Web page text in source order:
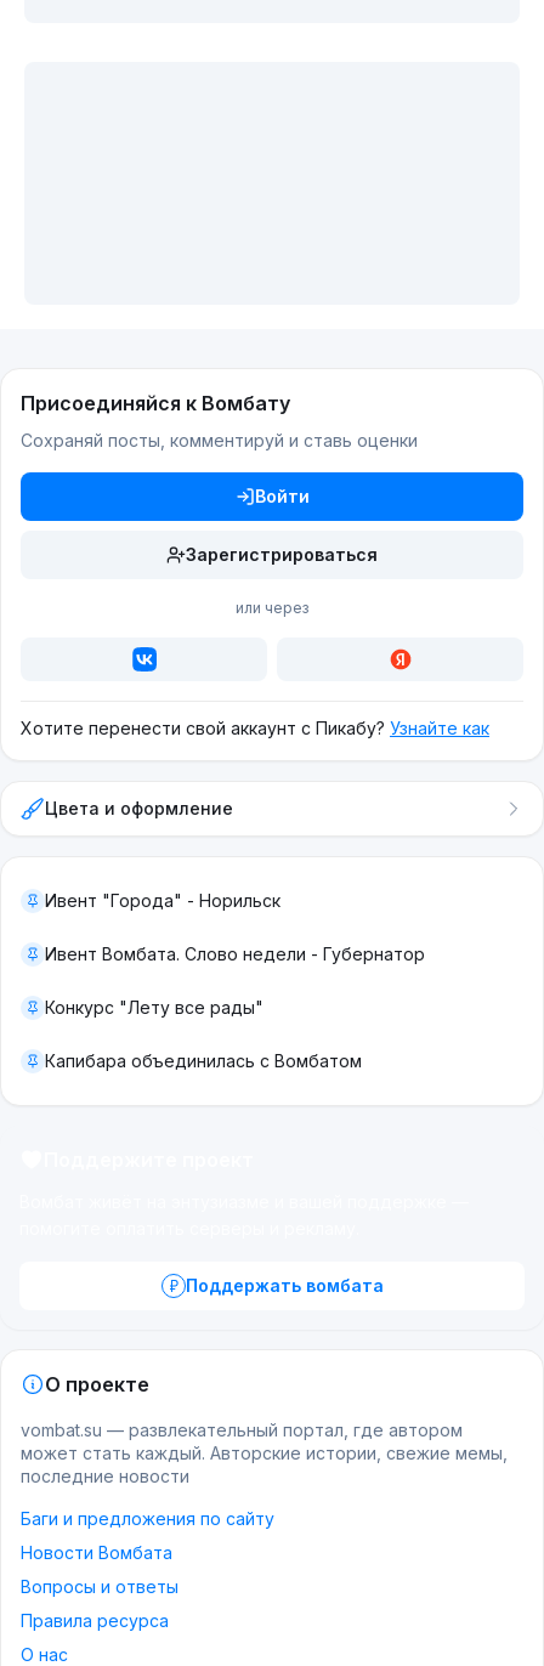
Присоединяйся к Вомбату
Сохраняй посты, комментируй и ставь оценки
Войти
Зарегистрироваться
или через
Хотите перенести свой аккаунт с Пикабу? Узнайте как
Цвета и оформление
Ивент "Города" - Норильск
Ивент Вомбата. Слово недели - Губернатор
Конкурс "Лету все рады"
Капибара объединилась с Вомбатом
Поддержать вомбата
О проекте
vombat.su — развлекательный портал, где автором
может стать каждый. Авторские истории, свежие мемы,
последние новости
Баги и предложения по сайту
Новости Вомбата
Вопросы и ответы
Правила ресурса
О нас